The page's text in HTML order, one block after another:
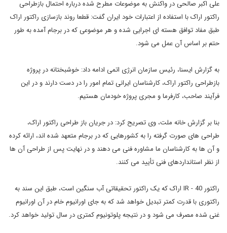
علی اکبر صالحی در واکنش به موضوعات مطرح شده درباره احتمال بازطراحی
راکتور اراک با استفاده از اعتبارات خود ایران گفت: قطعا روند بازسازی راکتور اراک
طبق مفاد توافق هسته ای اجرایی شده و هر موضوعی که در برجام آمده به طور
حتم بر اساس آن عمل می شود.
به گزارش ایسنا، رئیس سازمان انرژی اتمی ادامه داد: خوشبختانه در پروژه
بازطراحی راکتور اراک، کارشناسان ایرانی تمام امور را در دست دارند و در این
فرآیند صاحب، کارفرما و مجری پروژه خودمان هستیم.
بنا بر گزارش خانه ملت، وی تصریح کرد: در جریان باز طراحی راکتور اراک،
طراحی های صورت گرفته را به کشورهایی که در برجام متعهد شده اند، ارائه کرده
و آن ها به کارشناسان ما مشاوره فنی می دهند و در نهایت پس از طراحی آن ها
از نظر استانداردهای فنی تأیید می کنند.
راکتور IR - 40 اراک که یک راکتور تحقیقاتی آب سنگین است، طبق این سند به
راکتوری با قدرت کمتر تبدیل خواهد شد که به جای اورانیوم خام در آن اورانیوم
غنی شده مصرف می شود و در نتیجه پلوتونیوم کمتری در سال تولید خواهد کرد.